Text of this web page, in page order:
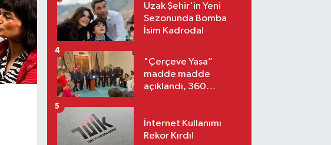
Uzak Şehir'in Yeni
Sezonunda Bomba
İsim Kadroda!
"Çerçeve Yasa”
madde madde
açıklandı, 360
4
İnternet Kullanımı
Rekor Kırdı!
5